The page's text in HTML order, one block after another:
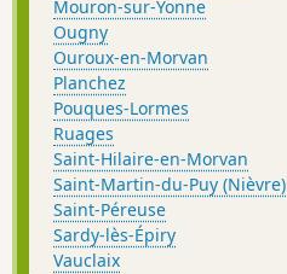
Mouron-sur-Yonne
Ougny
Ouroux-en-Morvan
Planchez
Pouques-Lormes
Ruages
Saint-Hilaire-en-Morvan
Saint-Martin-du-Puy (Nièvre)
Saint-Péreuse
Sardy-lès-Épiry
Vauclaix